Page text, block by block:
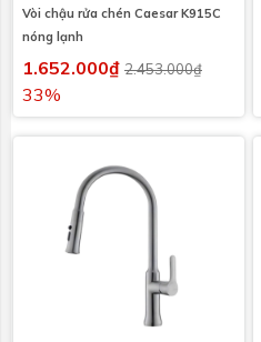
Vòi chậu rửa chén Caesar K915C
nóng lạnh
1.652.000₫ 2.453.000₫
33%